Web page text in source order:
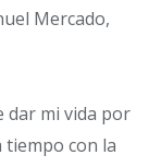
Mercado,
dar mi vida por
tiempo con la